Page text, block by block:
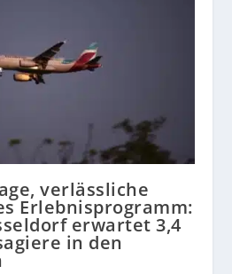
verlässliche
Erlebnisprogramm:
erwartet 3,4
in den